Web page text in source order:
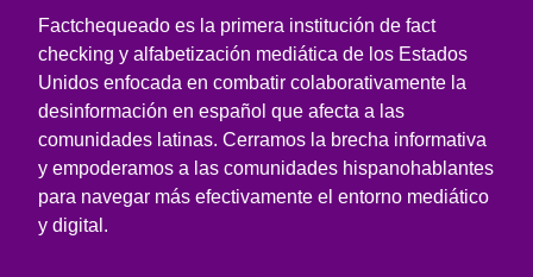
Factchequeado es la primera institución de fact
checking y alfabetización mediática de los Estados
Unidos enfocada en combatir colaborativamente la
desinformación en español que afecta a las
comunidades latinas. Cerramos la brecha informativa
y empoderamos a las comunidades hispanohablantes
para navegar más efectivamente el entorno mediático
y digital.